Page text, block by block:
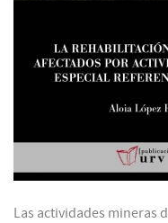
Las actividades mineras